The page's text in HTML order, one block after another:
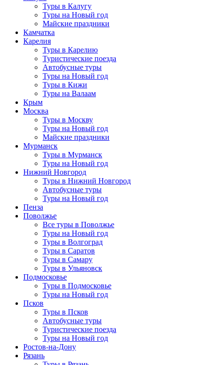
Туры в Калугу
Туры на Новый год
Майские праздники
Камчатка
Карелия
Туры в Карелию
Туристические поезда
Автобусные туры
Туры на Новый год
Туры в Кижи
Туры на Валаам
Крым
Москва
Туры в Москву
Туры на Новый год
Майские праздники
Мурманск
Туры в Мурманск
Туры на Новый год
Нижний Новгород
Туры в Нижний Новгород
Автобусные туры
Туры на Новый год
Пенза
Поволжье
Все туры в Поволжье
Туры на Новый год
Туры в Волгоград
Туры в Саратов
Туры в Самару
Туры в Ульяновск
Подмосковье
Туры в Подмосковье
Туры на Новый год
Псков
Туры в Псков
Автобусные туры
Туристические поезда
Туры на Новый год
Ростов-на-Дону
Рязань